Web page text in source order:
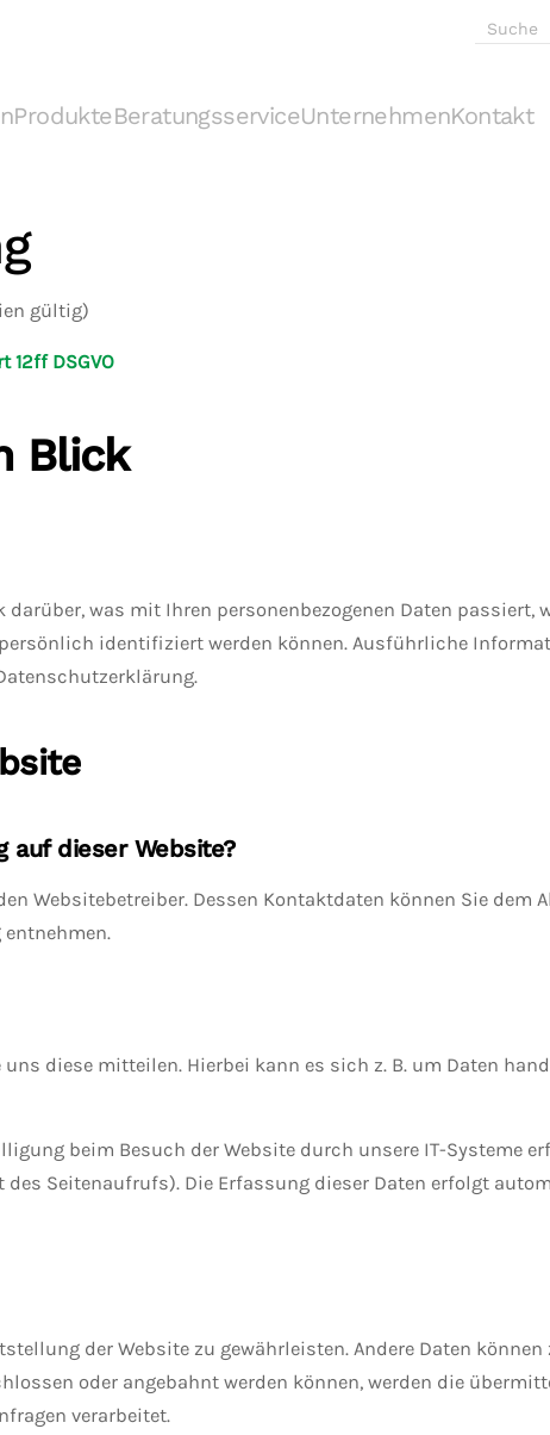
ProdukteBeratungsserviceUnternehmenKontakt
gültig)
DSGVO
Blick
was mit Ihren personenbezogenen Daten passiert,
identifiziert werden können. Ausführliche
auf dieser Website?
Websitebetreiber. Dessen Kontaktdaten können Sie dem
diese mitteilen. Hierbei kann es sich z. B. um Daten
beim Besuch der Website durch unsere IT-Systeme
des Seitenaufrufs). Die Erfassung dieser Daten erfolgt
der Website zu gewährleisten. Andere Daten
oder angebahnt werden können, werden die
verarbeitet.